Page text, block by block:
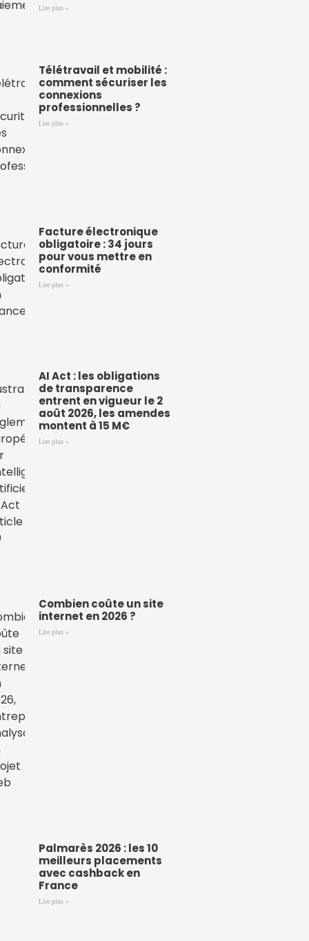
Lire plus »
Télétravail et mobilité :
comment sécuriser les
connexions
professionnelles ?
Lire plus »
Facture électronique
obligatoire : 34 jours
pour vous mettre en
conformité
Lire plus »
AI Act : les obligations
de transparence
entrent en vigueur le 2
août 2026, les amendes
montent à 15 M€
Lire plus »
Combien coûte un site
internet en 2026 ?
Lire plus »
Palmarès 2026 : les 10
meilleurs placements
avec cashback en
France
Lire plus »